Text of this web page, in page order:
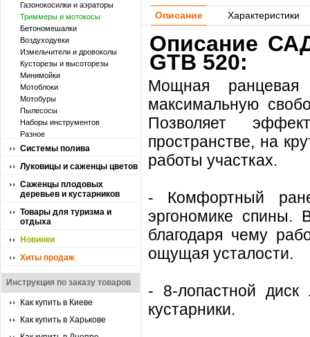
Газонокосилки и аэраторы
Триммеры и мотокосы
Бетономешалки
Воздуходувки
Измельчители и дровоколы
Кусторезы и высоторезы
Минимойки
Мотоблоки
Мотобуры
Пылесосы
Наборы инструментов
Разное
Системы полива
Луковицы и саженцы цветов
Саженцы плодовых
деревьев и кустарников
Товары для туризма и
отдыха
Новинки
Хиты продаж
Инструкция по заказу товаров
Как купить в Киеве
Как купить в Харькове
Описание Характеристики
Описание
GTB 520:
Мощная
максимальную
Позволяет
пространстве, на
работы участках.
- Комфортный
эргономике спины.
благодаря чему
ощущая усталости.
- 8-лопастной
кустарники.